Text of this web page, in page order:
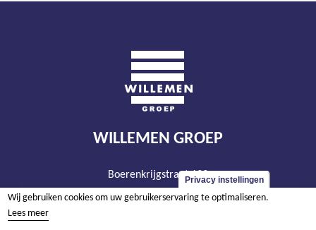
WILLEMEN GROEP
Boerenkrijgstraat 133
BE - 2800 Mechelen
Privacy instellingen
Wij gebruiken cookies om uw gebruikerservaring te optimaliseren.
Lees meer